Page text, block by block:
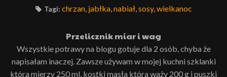
Tagi: chrzan, jabłka,nabiał,sosy,wielkanoc
Przelicznik miar i wag
Wszystkie potrawy na blogu gotuje dla 2 osób, chyba że
napisałam inaczej. Zawsze używam w mojej kuchni szklanki
która mierzy 250 ml, kostki masła która waży 200 g i puszki